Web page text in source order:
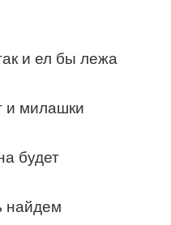
и ел бы лежа
и милашки
будет
найдем